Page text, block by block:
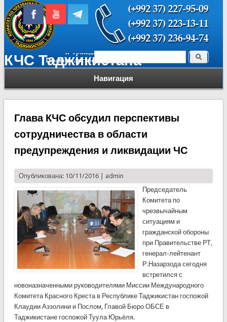
КЧС Таджикистана
Навигация
Форма поиска Поиск
Глава КЧС обсудил перспективы
сотрудничества в области
предупреждения и ликвидации ЧС
Опубликована: 10/11/2016 | admin
Председатель
Комитета по
чрезвычайным
ситуациям и
гражданской обороны
при Правительстве РТ,
генерал-лейтенант
Р.Назарзода сегодня
встретился с
новоназначенными руководителями Миссии Международного
Комитета Красного Креста в Республике Таджикистан госпожой
Клаудии Аззолини и Послом, Главой Бюро ОБСЕ в
Таджикистане госпожой Туула Юрьёля.